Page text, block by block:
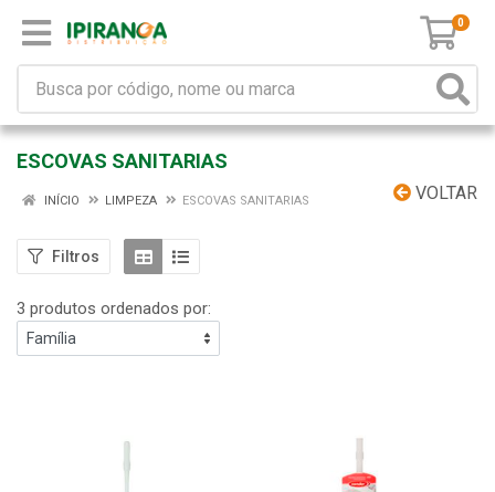
0
ESCOVAS SANITARIAS
VOLTAR
INÍCIO LIMPEZA ESCOVAS SANITARIAS
Filtros
3 produtos ordenados por: